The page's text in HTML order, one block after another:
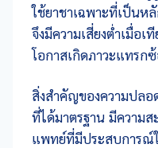
ใช้ยาชาเฉพาะที่เป็นห
จึงมีความเสี่ยงต่ำเมื่อ
โอกาสเกิดภาวะแทร
สิ่งสำคัญของความปล
ที่ได้มาตรฐาน มีความ
แพทย์ที่มีประสบการณ์